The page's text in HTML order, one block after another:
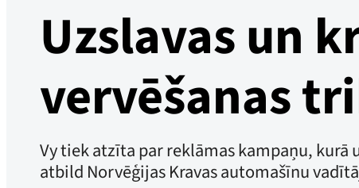
Uzslavas un
vervēšanas
Vy tiek atzīta par reklāmas kampaņu,
atbild Norvēģijas Kravas automašīnu